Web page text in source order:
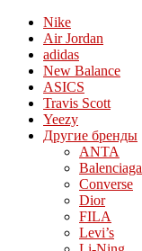
Nike
Air Jordan
adidas
New Balance
ASICS
Travis Scott
Yeezy
Другие бренды
ANTA
Balenciaga
Converse
Dior
FILA
Levi’s